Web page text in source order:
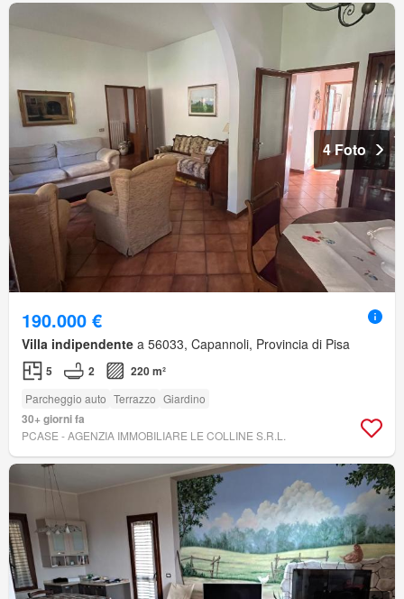
4 Foto
190.000 €
Villa indipendente a 56033, Capannoli, Provincia di Pisa
5 2 220 m²
Parcheggio auto Terrazzo Giardino
30+ giorni fa
PCASE - AGENZIA IMMOBILIARE LE COLLINE S.R.L.